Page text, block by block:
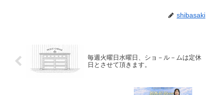
shibasaki
毎週火曜日水曜日、ショ－ル－ムは定休
日とさせて頂きます。